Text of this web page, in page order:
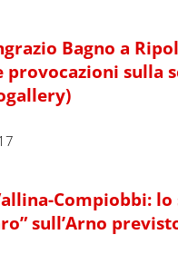
Bagno a
provocazioni sulla
Compiobbi:
sull’Arno